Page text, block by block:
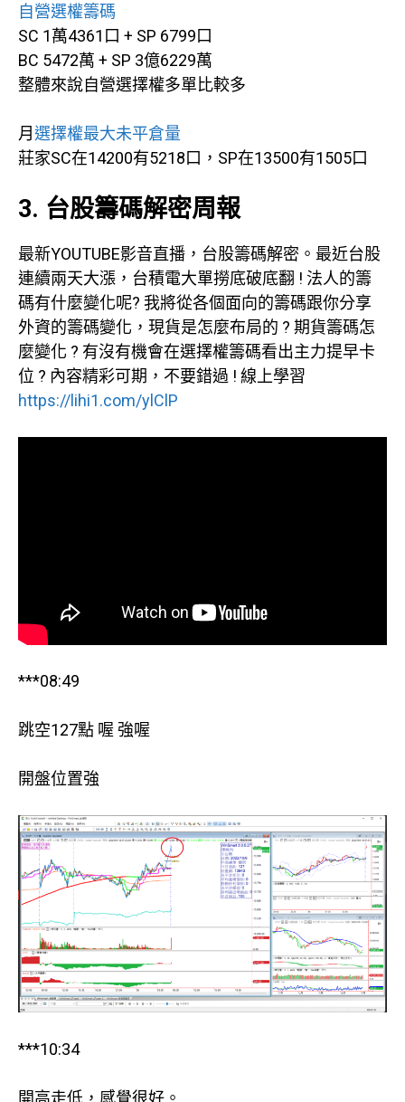
自營選權籌碼
SC 1萬4361口 + SP 6799口
BC 5472萬 + SP 3億6229萬
整體來說自營選擇權多單比較多
月選擇權最大未平倉量
莊家SC在14200有5218口，SP在13500有1505口
3. 台股籌碼解密周報
最新YOUTUBE影音直播，台股籌碼解密。最近台股
連續兩天大漲，台積電大單撈底破底翻 ! 法人的籌
碼有什麼變化呢? 我將從各個面向的籌碼跟你分享
外資的籌碼變化，現貨是怎麼布局的 ? 期貨籌碼怎
麼變化 ? 有沒有機會在選擇權籌碼看出主力提早卡
位 ? 內容精彩可期，不要錯過 ! 線上學習
https://lihi1.com/ylClP
***08:49
跳空127點 喔 強喔
開盤位置強
***10:34
開高走低，感覺很好。